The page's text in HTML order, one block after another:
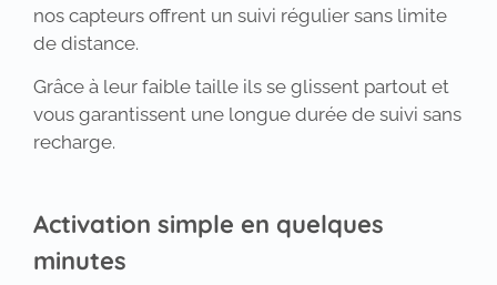
nos capteurs offrent un suivi régulier sans limite
de distance.
Grâce à leur faible taille ils se glissent partout et
vous garantissent une longue durée de suivi sans
recharge.
Activation simple en quelques
minutes